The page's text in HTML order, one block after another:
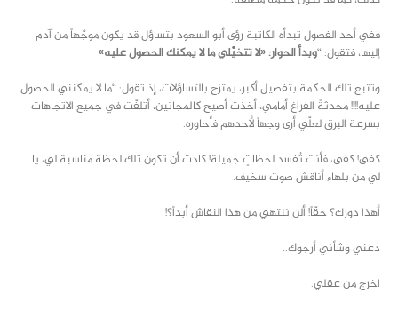
ففي أحد الفصول تبدأه الكاتبة رؤى أبو السعود بتساؤل قد يكون موجَّهاً من آدم
إليها، فتقول: “وبدأ الحوار:«لا تتخيَّلي ما لا يمكنك الحصول عليه»
وتتبع تلك الحكمة بتفصيل أكبر، يمتزج بالتساؤلات، إذ تقول: “ما لا يمكنني الحصول
عليه!!!! محدثةً الفراغ أمامي، أخذت أصيح كالمجانين، أتلفّت في جميع الاتجاهات
بسرعة البرق لعلّي أرى وجهاً لأحدهم فأحاوره.
كفى! كفى، فأنت تُفسد لحظاتٍ جميلة! كادت أن تكون تلك لحظة مناسبة لي، يا
لي من بلهاء أناقش صوت سخيف.
أهذا دورك؟ حقّاً! ألن ننتهي من هذا النقاش أبداً؟!
دعني وشأني أرجوك..
اخرج من عقلي.